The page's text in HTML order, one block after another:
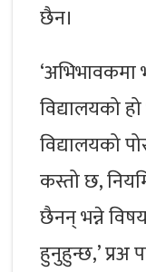
छैन।
‘अभिभावकमा
विद्यालयको
विद्यालयको
कस्तो छ,
छैनन् भन्ने
हुनुहुन्छ,’ प्रअ